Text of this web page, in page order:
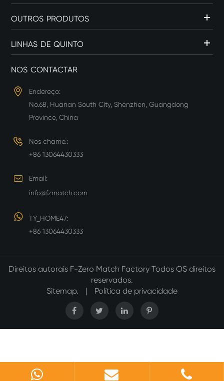
OUTROS PRODUTOS
LINHAS DE QUINTO
NOS CONTACTAR
Endereço:
No.68, Huanan South City, Shenzhen, Guangdong
Province, China
Nos chame.:
+86 13064430333
Email:
info@fzmatch.com
TY_HOME47:
+86 13064430333
Direitos autorais F-Zero Match Factory Todos OS direitos
reservados.
Sitemap.
| Política de privacidade